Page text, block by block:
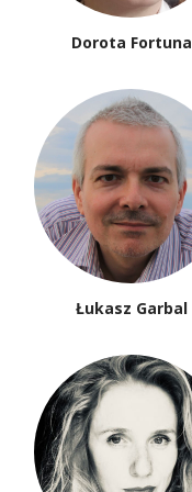
Dorota Fortuna
Łukasz Garbal